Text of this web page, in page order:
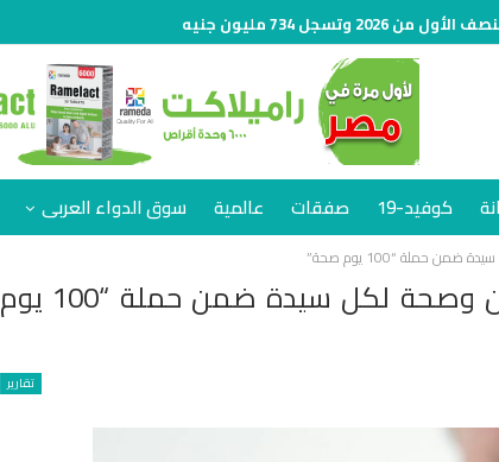
كوفيد-19 صفقات عالمية سوق الدواء العربى
حملة “100 يوم صحة”
الكشف المبكر عن سرطان الثدي.. أمان وصحة لكل سيدة ضمن حملة “100 يوم
تقارير